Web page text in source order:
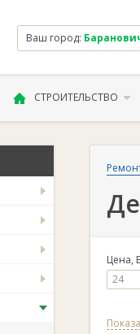
Ваш город:
СТРОИТЕЛЬСТВО
Цена,